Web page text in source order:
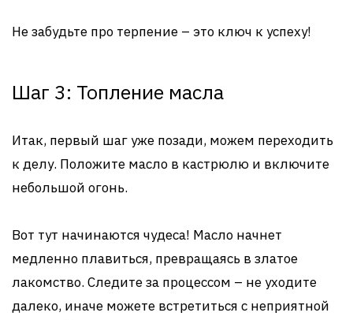
Не забудьте про терпение – это ключ к успеху!
Шаг 3: Топление масла
Итак, первый шаг уже позади, можем переходить
к делу. Положите масло в кастрюлю и включите
небольшой огонь.
Вот тут начинаются чудеса! Масло начнет
медленно плавиться, превращаясь в златое
лакомство. Следите за процессом – не уходите
далеко, иначе можете встретиться с неприятной